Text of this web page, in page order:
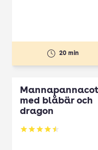
20 min
med blåbär och
dragon
Betyg: 4.5 av 5